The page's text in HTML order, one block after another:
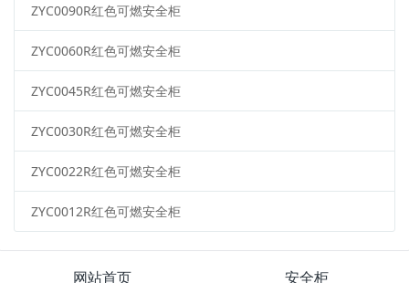
ZYC0090R红色可燃安全柜
ZYC0060R红色可燃安全柜
ZYC0045R红色可燃安全柜
ZYC0030R红色可燃安全柜
ZYC0022R红色可燃安全柜
ZYC0012R红色可燃安全柜
网站首页 安全柜